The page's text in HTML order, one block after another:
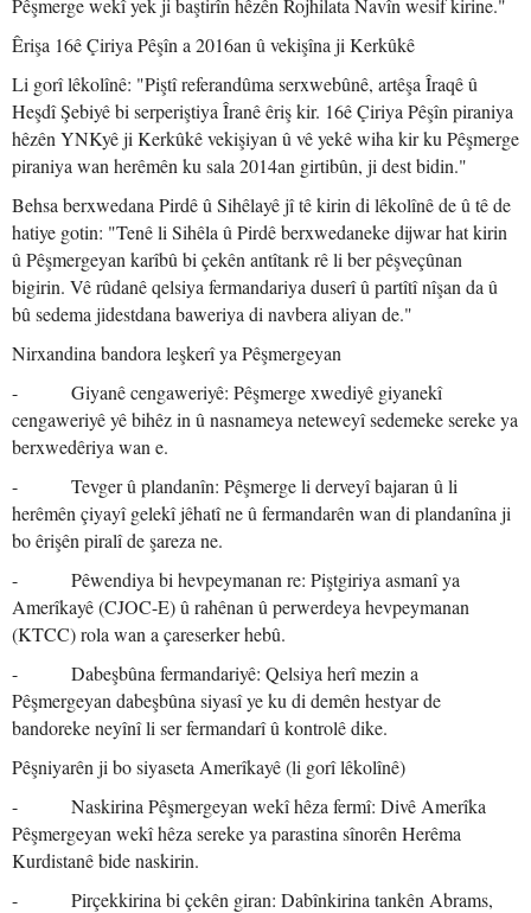
Pêşmerge wekî yek ji baştirîn hêzên Rojhilata Navîn wesif kirine."
Êrişa 16ê Çiriya Pêşîn a 2016an û vekişîna ji Kerkûkê
Li gorî lêkolînê: "Piştî referandûma serxwebûnê, artêşa Îraqê û
Heşdî Şebiyê bi serperiştiya Îranê êriş kir. 16ê Çiriya Pêşîn piraniya
hêzên YNKyê ji Kerkûkê vekişiyan û vê yekê wiha kir ku Pêşmerge
piraniya wan herêmên ku sala 2014an girtibûn, ji dest bidin."
Behsa berxwedana Pirdê û Sihêlayê jî tê kirin di lêkolînê de û tê de
hatiye gotin: "Tenê li Sihêla û Pirdê berxwedaneke dijwar hat kirin
û Pêşmergeyan karîbû bi çekên antîtank rê li ber pêşveçûnan
bigirin. Vê rûdanê qelsiya fermandariya duserî û partîtî nîşan da û
bû sedema jidestdana baweriya di navbera aliyan de."
Nirxandina bandora leşkerî ya Pêşmergeyan
- Giyanê cengaweriyê: Pêşmerge xwediyê giyanekî
cengaweriyê yê bihêz in û nasnameya neteweyî sedemeke sereke ya
berxwedêriya wan e.
- Tevger û plandanîn: Pêşmerge li derveyî bajaran û li
herêmên çiyayî gelekî jêhatî ne û fermandarên wan di plandanîna ji
bo êrişên piralî de şareza ne.
- Pêwendiya bi hevpeymanan re: Piştgiriya asmanî ya
Amerîkayê (CJOC-E) û rahênan û perwerdeya hevpeymanan
(KTCC) rola wan a çareserker hebû.
- Dabeşbûna fermandariyê: Qelsiya herî mezin a
Pêşmergeyan dabeşbûna siyasî ye ku di demên hestyar de
bandoreke neyînî li ser fermandarî û kontrolê dike.
Pêşniyarên ji bo siyaseta Amerîkayê (li gorî lêkolînê)
- Naskirina Pêşmergeyan wekî hêza fermî: Divê Amerîka
Pêşmergeyan wekî hêza sereke ya parastina sînorên Herêma
Kurdistanê bide naskirin.
- Pirçekkirina bi çekên giran: Dabînkirina tankên Abrams,